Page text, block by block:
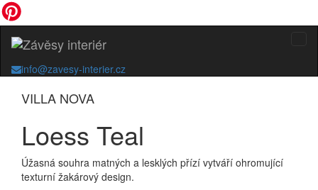
info@zavesy-interier.cz
VILLA NOVA
Loess Teal
Úžasná souhra matných a lesklých přízí vytváří ohromující
texturní žakárový design.